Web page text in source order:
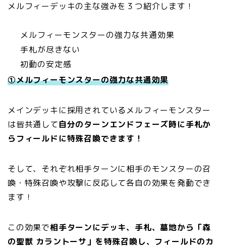
メルフィーデッキの主な強みを３つ紹介します！
メルフィーモンスターの強力な共通効果
手札が尽きない
初動の安定感
①メルフィーモンスターの強力な共通効果
メインデッキに採用されているメルフィーモンスター
は皆共通して自分のターンエンドフェーズ時に手札か
らフィールドに特殊召喚できます！
そして、それぞれ相手ターンに相手のモンスターの召
喚・特殊召喚や攻撃に反応して各自の効果を発動でき
ます！
この効果で相手ターンにデッキ、手札、墓地から「森
の聖獣 カラントーサ」を特殊召喚し、フィールドのカ